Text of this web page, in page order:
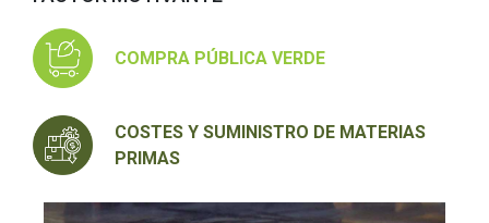
COMPRA PÚBLICA VERDE
COSTES Y SUMINISTRO DE MATERIAS
PRIMAS